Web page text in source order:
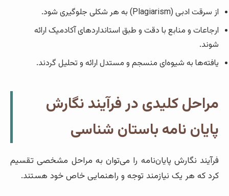
از سرقت ادبی (Plagiarism) به هر شکلی جلوگیری شود.
ارجاعات و منابع با دقت و طبق استانداردهای آکادمیک ارائه
شوند.
یافته‌ها به شیوه‌ای منسجم و مستدل ارائه و تحلیل گردند.
مراحل کلیدی در فرآیند نگارش
پایان نامه باستان شناسی
فرآیند نگارش پایان‌نامه را می‌توان به مراحل مشخصی تقسیم
کرد که هر یک نیازمند توجه و راهنمایی خاص خود هستند.